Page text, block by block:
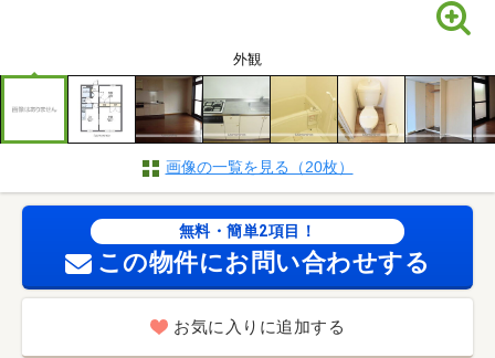
外観
画像の一覧を見る（20枚）
無料・簡単2項目！
この物件にお問い合わせする
お気に入りに追加する